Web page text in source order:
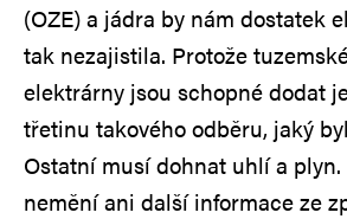
(OZE) a jádra by nám dostatek
tak nezajistila. Protože
elektrárny jsou schopné dodat
třetinu takového odběru, jaký
Ostatní musí dohnat uhlí a
nemění ani další informace ze